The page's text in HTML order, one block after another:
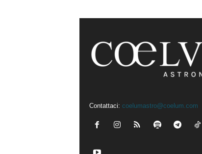
Contattaci: coelumastro@coelum.com